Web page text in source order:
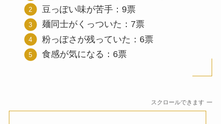
豆っぽい味が苦手：9票
麺同士がくっついた：7票
粉っぽさが残っていた：6票
食感が気になる：6票
スクロールできます